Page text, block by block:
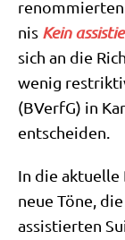
nis Kein
sich an die
wenig
(BVerfG) in
entscheiden.
In die aktu­el­le
neue Töne,
assi­stier­ten